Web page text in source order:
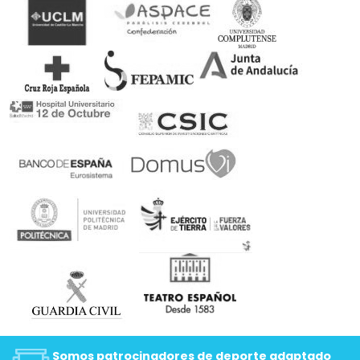
Somos patrocinadores de deporte adaptado